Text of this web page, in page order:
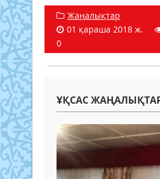
Жаңалықтар
01 қараша 2018 ж.
0
ҰҚСАС